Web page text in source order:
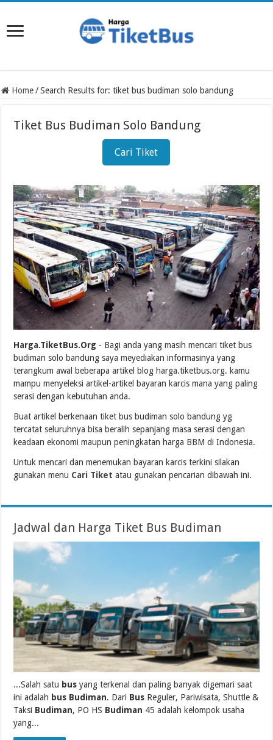
Home / Search Results for: tiket bus budiman solo bandung
Tiket Bus Budiman Solo Bandung
Cari Tiket
Harga.TiketBus.Org - Bagi anda yang masih mencari tiket bus
budiman solo bandung saya meyediakan informasinya yang
terangkum awal beberapa artikel blog harga.tiketbus.org. kamu
mampu menyeleksi artikel-artikel bayaran karcis mana yang paling
serasi dengan kebutuhan anda.
Buat artikel berkenaan tiket bus budiman solo bandung yg
tercatat seluruhnya bisa beralih sepanjang masa serasi dengan
keadaan ekonomi maupun peningkatan harga BBM di Indonesia.
Untuk mencari dan menemukan bayaran karcis terkini silakan
gunakan menu Cari Tiket atau gunakan pencarian dibawah ini.
Jadwal dan Harga Tiket Bus Budiman
...Salah satu bus yang terkenal dan paling banyak digemari saat
ini adalah bus Budiman. Dari Bus Reguler, Pariwisata, Shuttle &
Taksi Budiman, PO HS Budiman 45 adalah kelompok usaha
yang...